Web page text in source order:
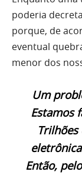
poderia
porque, de
eventual
menor dos
Um
Estamos
Então,